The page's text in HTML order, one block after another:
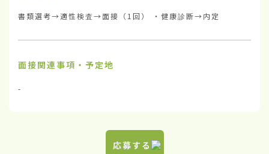
書類選考→適性検査→面接（1回） ・健康診断→内定
面接関連事項・予定地
-
応募する